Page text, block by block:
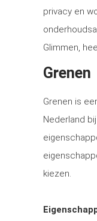
privacy en
Glimmen,
Grenen
Grenen is
Nederland
kiezen.